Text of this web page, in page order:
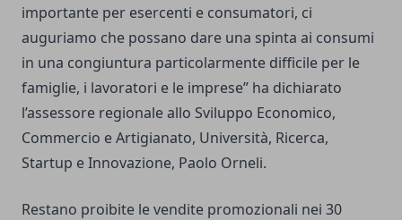
importante per esercenti e consumatori, ci
auguriamo che possano dare una spinta ai consumi
in una congiuntura particolarmente difficile per le
famiglie, i lavoratori e le imprese” ha dichiarato
l’assessore regionale allo Sviluppo Economico,
Commercio e Artigianato, Università, Ricerca,
Startup e Innovazione, Paolo Orneli.
Restano proibite le vendite promozionali nei 30